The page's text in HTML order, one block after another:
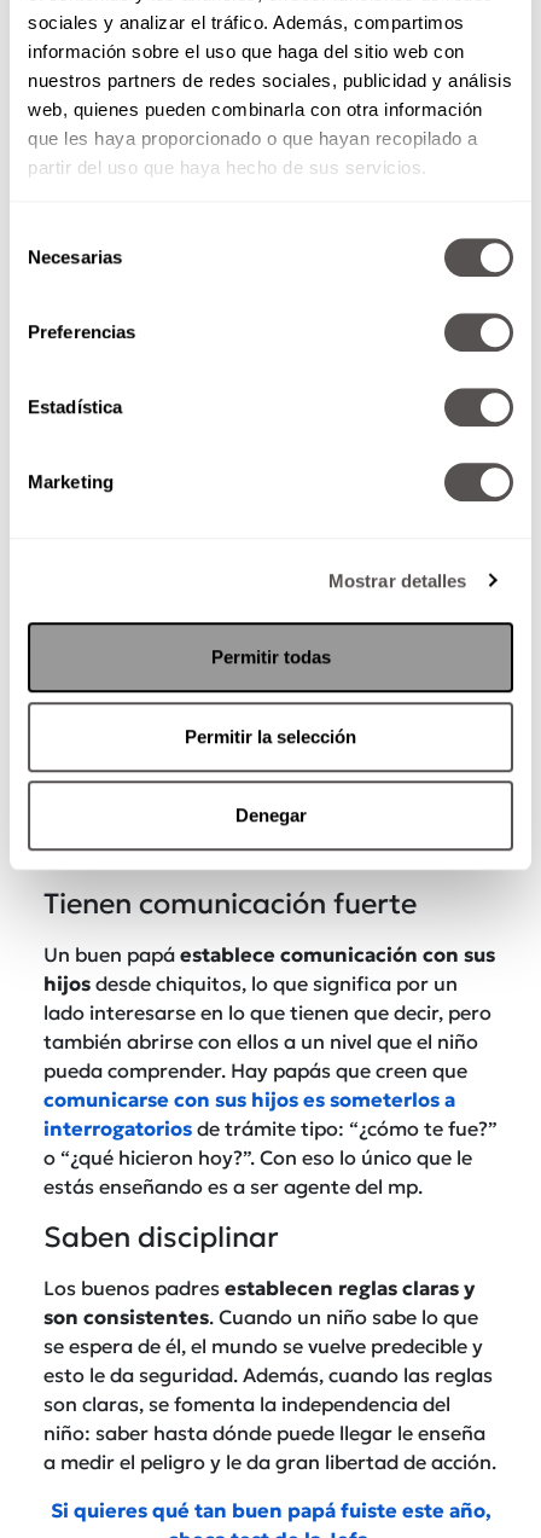
sociales y analizar el tráfico. Además, compartimos
información sobre el uso que haga del sitio web con
nuestros partners de redes sociales, publicidad y análisis
web, quienes pueden combinarla con otra información
que les haya proporcionado o que hayan recopilado a
partir del uso que haya hecho de sus servicios.
Necesarias
Preferencias
Estadística
Marketing
Mostrar detalles
Permitir todas
Permitir la selección
Denegar
También lee:
26 cosas que nadie te dice de ser
papá ¡Que no te cuenten!
Son buen ejemplo
Comparten valores con mamá y,a través del
sale mal o pedir perdón, todo en un ambiente de
Saben que los niños no quieren otro cuate,
quieren un papá, que necesitan alguien que
piense bien las cosas, que tome las decisiones
Alguien con quien puedan
contar siempre.
Tienen comunicación fuerte
Un buen papá establece comunicación con sus
hijos desde chiquitos, lo que significa por un
lado interesarse en lo que tienen que decir, pero
también abrirse con ellos a un nivel que el niño
pueda comprender. Hay papás que creen que
comunicarse con sus hijos es someterlos a
interrogatorios de trámite tipo: “¿cómo te fue?”
o “¿qué hicieron hoy?”. Con eso lo único que le
estás enseñando es a ser agente del mp.
Saben disciplinar
Los buenos padres establecen reglas claras y
son consistentes. Cuando un niño sabe lo que
se espera de él, el mundo se vuelve predecible y
esto le da seguridad. Además, cuando las reglas
son claras, se fomenta la independencia del
niño: saber hasta dónde puede llegar le enseña
a medir el peligro y le da gran libertad de acción.
Si quieres qué tan buen papá fuiste este año,